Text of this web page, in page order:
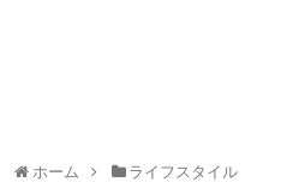
ホーム ライフスタイル